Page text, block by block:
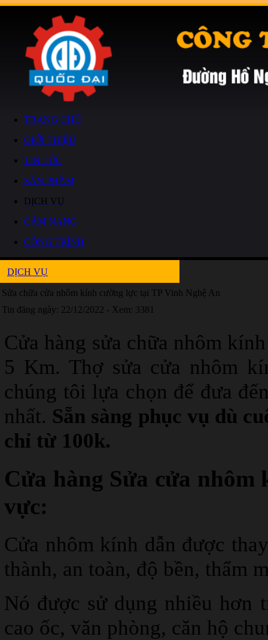
TRANG CHỦ
GIỚI THIỆU
TIN TỨC
SẢN PHẨM
DỊCH VỤ
CẨM NANG
CÔNG TRÌNH
DỊCH VỤ
Sửa chữa cửa nhôm kính cường lực tại TP Vinh Nghệ An
Tin đăng ngày: 22/12/2022 - Xem: 3381
Cửa hàng sửa chữa nhôm
5 Km. Thợ sửa cửa nhôm
chúng tôi lựa chọn để đưa
nhất. Sẵn sàng phục vụ dù
chỉ từ 100k.
Cửa hàng Sửa cửa
vực:
Cửa nhôm kính dẫn được
thành, an toàn, độ bền, thẩm
Nó được sử dụng nhiều hơn
cao ốc, văn phòng, căn hộ